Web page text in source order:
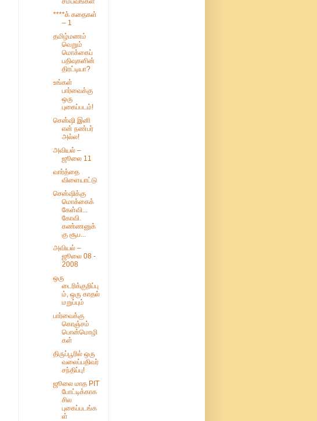
****க் கதைகள்
– 1
தமிழ்மணம்
வெறும்
மொக்கைப்
பதிவுகளின்
திரட்டியா?
உங்கள்
பார்வைக்கு
ஒரு
புகைப்படம்!
சென்ஷி இனி
என் நண்பர்
அல்ல!
அவியல் –
ஜூலை 11
வார்த்தை
விளையாட்டு
சென்ஷிக்கு
மொக்கைக்
கேள்வி...
கோவி.
கண்ணனுக்
கு சூப...
அவியல் –
ஜூலை 08 -
2008
ஒரு
டைரிக்குறிப்பு
ம், ஒரு காதல்
மறுப்பும்
பார்வைக்கு
கொஞ்சம்
பொன்மொழி
கள்
திருப்பூரில் ஒரு
வலைப்பதிவர்
சந்திப்பு!
ஜூலை மாத PIT
போட்டிக்காக
சில
புகைப்படங்க
ள்